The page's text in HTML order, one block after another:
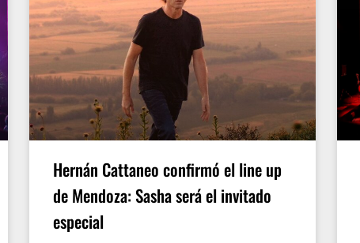
Hernán Cattaneo confirmó el line up
de Mendoza: Sasha será el invitado
especial